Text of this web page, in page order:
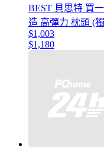
BEST 貝思特 買
造 高彈力 枕頭 (
$1,003
$1,180